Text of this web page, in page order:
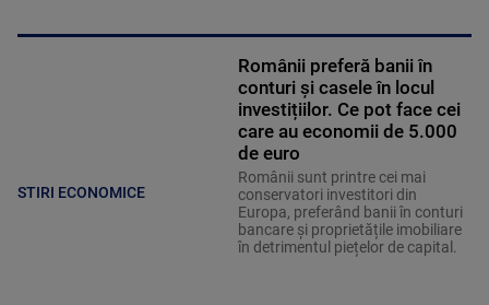
STIRI ECONOMICE
Românii preferă banii în
conturi și casele în locul
investițiilor. Ce pot face cei
care au economii de 5.000
de euro
Românii sunt printre cei mai
conservatori investitori din
Europa, preferând banii în conturi
bancare și proprietățile imobiliare
în detrimentul piețelor de capital.